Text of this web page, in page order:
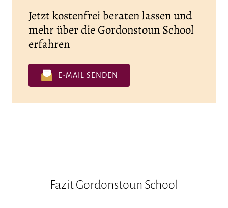
Jetzt kostenfrei beraten lassen und
mehr über die Gordonstoun School
erfahren
E-MAIL SENDEN
Fazit Gordonstoun School